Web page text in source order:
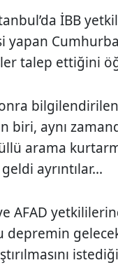
İBB
yapan
talep ettiğini
bilgilendirilen
biri, aynı
arama
ayrıntılar...
AFAD
depremin